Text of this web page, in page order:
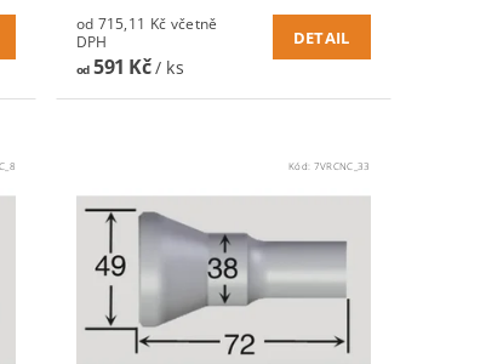
od 715,11 Kč včetně
DPH
od591 Kč/ ks
DETAIL
Kód: 7VRCNC_33